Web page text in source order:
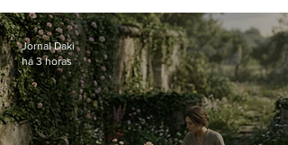
Jornal Daki
há 3 horas